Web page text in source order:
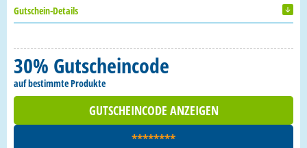
Gutschein-Details
30% Gutscheincode
auf bestimmte Produkte
GUTSCHEINCODE ANZEIGEN
********